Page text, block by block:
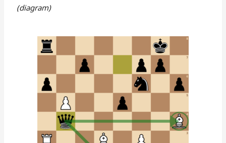
(diagram)